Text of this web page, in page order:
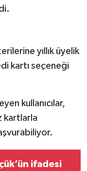
yıllık üyelik
kartı seçeneği
kullanıcılar,
kartlarla
ifadesi